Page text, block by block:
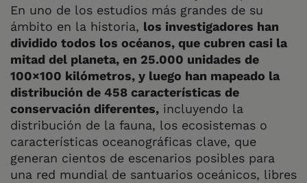
En uno de los estudios más grandes de su
ámbito en la historia, los investigadores han
dividido todos los océanos, que cubren casi la
mitad del planeta, en 25.000 unidades de
100×100 kilómetros, y luego han mapeado la
distribución de 458 características de
conservación diferentes, incluyendo la
distribución de la fauna, los ecosistemas o
características oceanográficas clave, que
generan cientos de escenarios posibles para
una red mundial de santuarios oceánicos, libres